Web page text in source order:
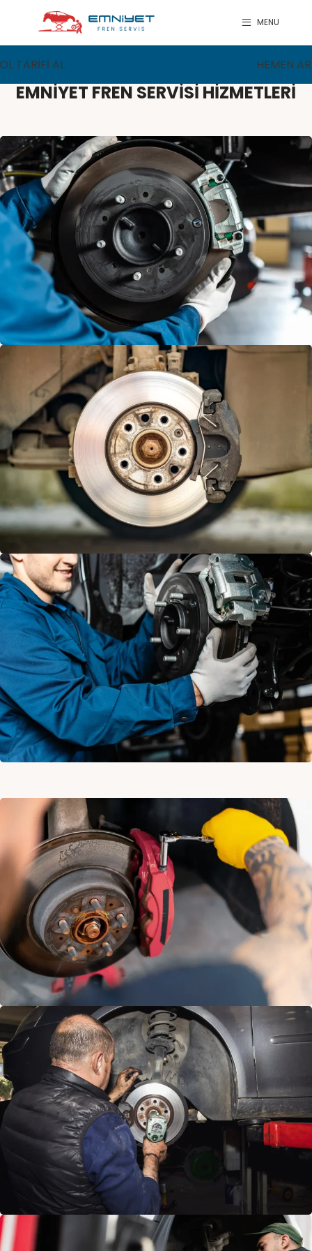
MENU
TARİFİ AL HEMEN
EMNİYET FREN SERVİSİ HİZMETLERİ
ANA
MERKEZ
DEĞİŞİMİ
DİSK
DEĞİŞİMİ
TORNASI
FREN
AYARI
FREN